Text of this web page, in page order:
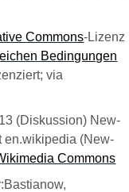
Commons-Lizenz
Bedingungen
via
(Diskussion) New-
en.wikipedia (New-
Commons